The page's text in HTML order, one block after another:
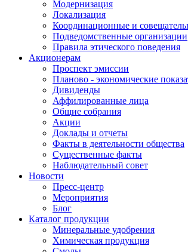
Модернизация
Локализация
Координационные и
Подведомственные организации
Правила этического поведения
Акционерам
Проспект эмиссии
Планово - экономические
Дивиденды
Аффилированные лица
Общие собрания
Акции
Доклады и отчеты
Факты в деятельности общества
Существенные факты
Наблюдательный совет
Новости
Пресс-центр
Мероприятия
Блог
Каталог продукции
Минеральные удобрения
Химическая продукция